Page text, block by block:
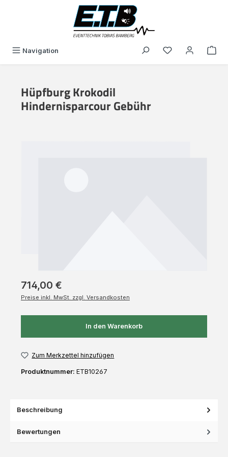
Navigation Du hast 0
Hüpfburg Krokodil
Hindernisparcour Gebühr
714,00 €
Preise inkl. MwSt. zzgl. Versandkosten
In den Warenkorb
Zum Merkzettel hinzufügen
Produktnummer: ETB10267
Beschreibung
Bewertungen